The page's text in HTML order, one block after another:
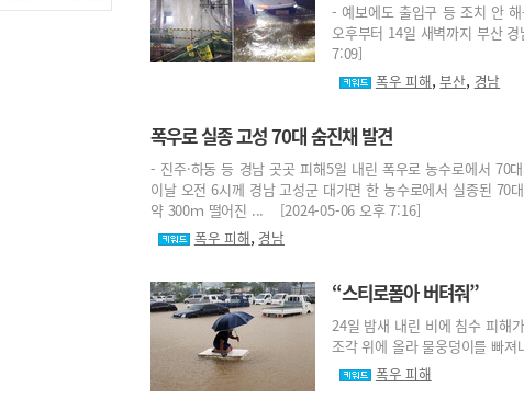
- 예보에도 출입구 등 조치 안
오후부터 14일 새벽까지 부산
7:09]
폭우 피해,부산, 경남
폭우로 실종 고성 70대 숨진채 발견
- 진주·하동 등 경남 곳곳 피해5일 내린 폭우로 농수로에서 70
이날 오전 6시께 경남 고성군 대가면 한 농수로에서 실종된 70
약 300ｍ 떨어진 ... [2024-05-06 오후 7:16]
폭우 피해, 경남
“스티로폼아 버텨줘”
24일 밤새 내린 비에 침수 피해
조각 위에 올라 물웅덩이를 빠
폭우 피해